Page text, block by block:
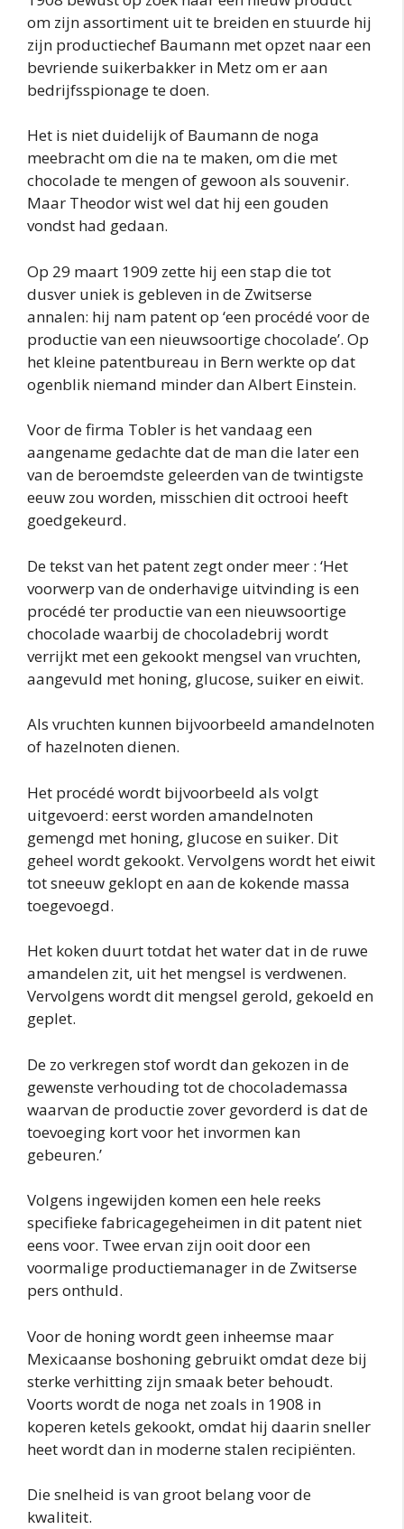
om zijn assortiment uit te breiden en stuurde hij
zijn productiechef Baumann met opzet naar een
bevriende suikerbakker in Metz om er aan
bedrijfsspionage te doen.
Het is niet duidelijk of Baumann de noga
meebracht om die na te maken, om die met
chocolade te mengen of gewoon als souvenir.
Maar Theodor wist wel dat hij een gouden
vondst had gedaan.
Op 29 maart 1909 zette hij een stap die tot
dusver uniek is gebleven in de Zwitserse
annalen: hij nam patent op ‘een procédé voor de
productie van een nieuwsoortige chocolade’. Op
het kleine patentbureau in Bern werkte op dat
ogenblik niemand minder dan Albert Einstein.
Voor de firma Tobler is het vandaag een
aangename gedachte dat de man die later een
van de beroemdste geleerden van de twintigste
eeuw zou worden, misschien dit octrooi heeft
goedgekeurd.
De tekst van het patent zegt onder meer : ‘Het
voorwerp van de onderhavige uitvinding is een
procédé ter productie van een nieuwsoortige
chocolade waarbij de chocoladebrij wordt
verrijkt met een gekookt mengsel van vruchten,
aangevuld met honing, glucose, suiker en eiwit.
Als vruchten kunnen bijvoorbeeld amandelnoten
of hazelnoten dienen.
Het procédé wordt bijvoorbeeld als volgt
uitgevoerd: eerst worden amandelnoten
gemengd met honing, glucose en suiker. Dit
geheel wordt gekookt. Vervolgens wordt het eiwit
tot sneeuw geklopt en aan de kokende massa
toegevoegd.
Het koken duurt totdat het water dat in de ruwe
amandelen zit, uit het mengsel is verdwenen.
Vervolgens wordt dit mengsel gerold, gekoeld en
geplet.
De zo verkregen stof wordt dan gekozen in de
gewenste verhouding tot de chocolademassa
waarvan de productie zover gevorderd is dat de
toevoeging kort voor het invormen kan
gebeuren.’
Volgens ingewijden komen een hele reeks
specifieke fabricagegeheimen in dit patent niet
eens voor. Twee ervan zijn ooit door een
voormalige productiemanager in de Zwitserse
pers onthuld.
Voor de honing wordt geen inheemse maar
Mexicaanse boshoning gebruikt omdat deze bij
sterke verhitting zijn smaak beter behoudt.
Voorts wordt de noga net zoals in 1908 in
koperen ketels gekookt, omdat hij daarin sneller
heet wordt dan in moderne stalen recipiënten.
Die snelheid is van groot belang voor de
kwaliteit.